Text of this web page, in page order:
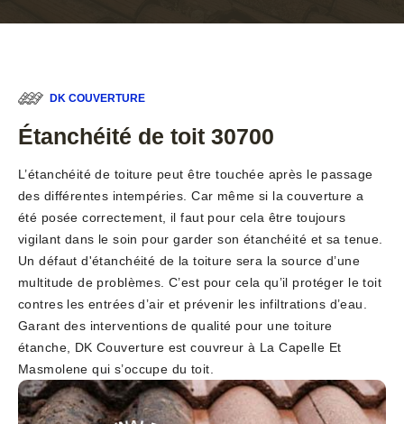
DK COUVERTURE
Étanchéité de toit 30700
L’étanchéité de toiture peut être touchée après le passage
des différentes intempéries. Car même si la couverture a
été posée correctement, il faut pour cela être toujours
vigilant dans le soin pour garder son étanchéité et sa tenue.
Un défaut d'étanchéité de la toiture sera la source d’une
multitude de problèmes. C’est pour cela qu’il protéger le toit
contres les entrées d’air et prévenir les infiltrations d’eau.
Garant des interventions de qualité pour une toiture
étanche, DK Couverture est couvreur à La Capelle Et
Masmolene qui s’occupe du toit.